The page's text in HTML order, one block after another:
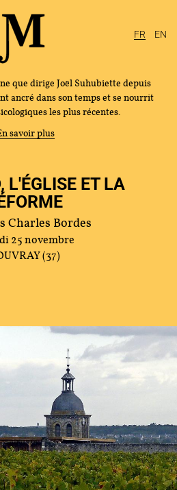
FR EN
JACQUES MODERNE
SUHUBIETTE
AGENDA
CULTURELLE
que dirige Joël Suhubiette depuis
ancré dans son temps et se nourrit
les plus récentes.
savoir plus
L'ÉGLISE ET LA
Charles Bordes
25 novembre
(37)